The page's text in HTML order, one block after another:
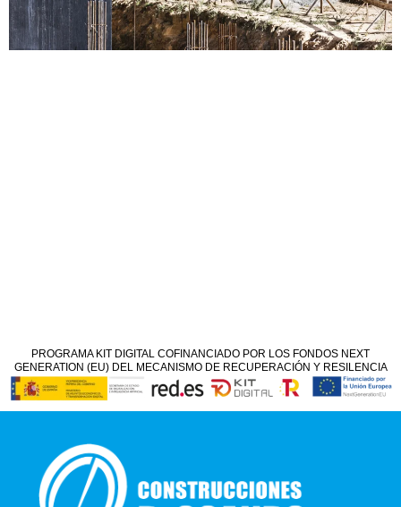
PROGRAMA KIT DIGITAL COFINANCIADO POR LOS FONDOS NEXT
GENERATION (EU) DEL MECANISMO DE RECUPERACIÓN Y RESILENCIA